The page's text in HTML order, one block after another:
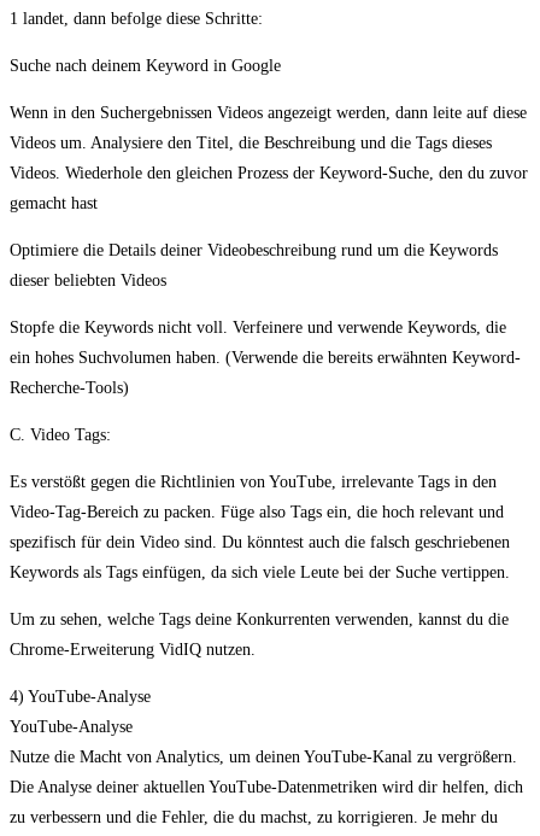
1 landet, dann befolge diese Schritte:
Suche nach deinem Keyword in Google
Wenn in den Suchergebnissen Videos angezeigt werden, dann leite auf diese
Videos um. Analysiere den Titel, die Beschreibung und die Tags dieses
Videos. Wiederhole den gleichen Prozess der Keyword-Suche, den du zuvor
gemacht hast
Optimiere die Details deiner Videobeschreibung rund um die Keywords
dieser beliebten Videos
Stopfe die Keywords nicht voll. Verfeinere und verwende Keywords, die
ein hohes Suchvolumen haben. (Verwende die bereits erwähnten Keyword-
Recherche-Tools)
C. Video Tags:
Es verstößt gegen die Richtlinien von YouTube, irrelevante Tags in den
Video-Tag-Bereich zu packen. Füge also Tags ein, die hoch relevant und
spezifisch für dein Video sind. Du könntest auch die falsch geschriebenen
Keywords als Tags einfügen, da sich viele Leute bei der Suche vertippen.
Um zu sehen, welche Tags deine Konkurrenten verwenden, kannst du die
Chrome-Erweiterung VidIQ nutzen.
4) YouTube-Analyse
YouTube-Analyse
Nutze die Macht von Analytics, um deinen YouTube-Kanal zu vergrößern.
Die Analyse deiner aktuellen YouTube-Datenmetriken wird dir helfen, dich
zu verbessern und die Fehler, die du machst, zu korrigieren. Je mehr du